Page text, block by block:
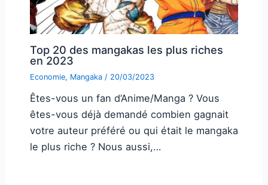
Top 20 des mangakas les plus riches
en 2023
Economie, Mangaka/ 20/03/2023
Êtes-vous un fan d’Anime/Manga ? Vous
êtes-vous déjà demandé combien gagnait
votre auteur préféré ou qui était le mangaka
le plus riche ? Nous aussi,…